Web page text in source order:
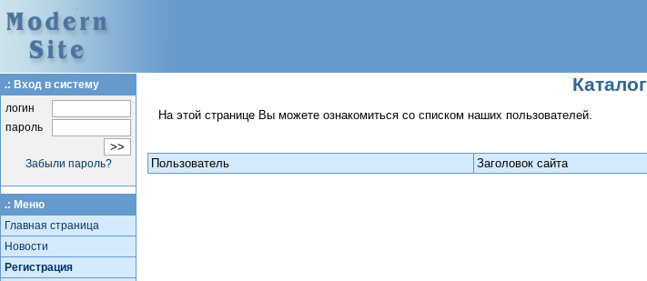
На этой странице Вы можете ознакомиться со списком наших пользователей.
Пользователь Заголовок сайта
.: Вход в систему
логин
пароль
Забыли пароль?
.: Меню
Главная страница
Новости
Регистрация